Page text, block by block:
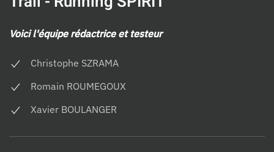
Voici l'équipe rédactrice et testeur
Christophe SZRAMA
Romain ROUMEGOUX
Xavier BOULANGER